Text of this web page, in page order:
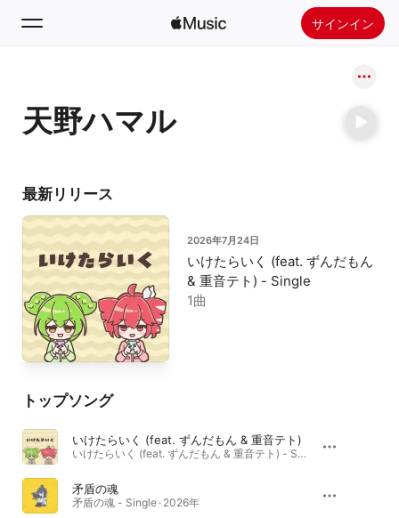
サインイン
ホーム
天野ハマル
最新リリース
2026年7月24日
いけたらいく (feat. ずんだもん
& 重音テト) - Single
1曲
トップソング
いけたらいく (feat. ずんだもん & 重音テト)
いけたらいく (feat. ずんだもん & 重音テト) - Single · 2026年
矛盾の魂
矛盾の魂 - Single · 2026年